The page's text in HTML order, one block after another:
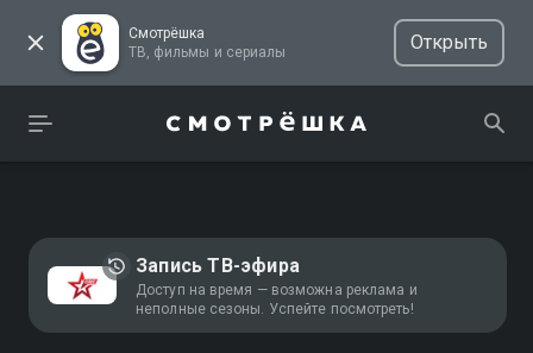
Смотрёшка
ТВ, фильмы и сериалы
Открыть
Запись ТВ-эфира
Доступ на время — возможна реклама и
неполные сезоны. Успейте посмотреть!